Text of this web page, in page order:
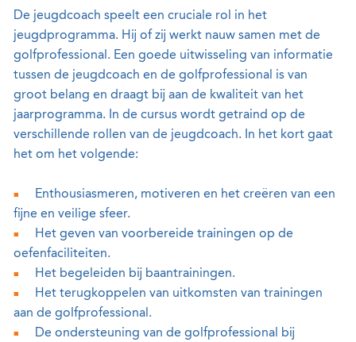
De jeugdcoach speelt een cruciale rol in het
jeugdprogramma. Hij of zij werkt nauw samen met de
golfprofessional. Een goede uitwisseling van informatie
tussen de jeugdcoach en de golfprofessional is van
groot belang en draagt bij aan de kwaliteit van het
jaarprogramma. In de cursus wordt getraind op de
verschillende rollen van de jeugdcoach. In het kort gaat
het om het volgende:
Enthousiasmeren, motiveren en het creëren van een
fijne en veilige sfeer.
Het geven van voorbereide trainingen op de
oefenfaciliteiten.
Het begeleiden bij baantrainingen.
Het terugkoppelen van uitkomsten van trainingen
aan de golfprofessional.
De ondersteuning van de golfprofessional bij